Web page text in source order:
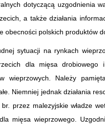
dotyczącą uzgodnienia
a także działania
obecności polskich produktów
sytuacji na rynkach
dla mięsa
wieprzowych. Należy
Niemniej jednak działania
przez malezyjskie władze
mięsa wieprzowego.